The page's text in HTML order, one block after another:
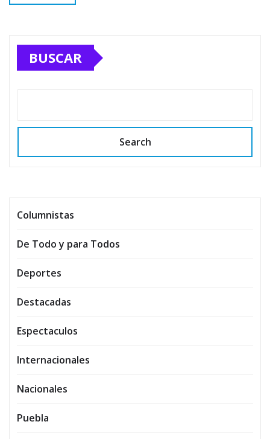
BUSCAR
Search
Columnistas
De Todo y para Todos
Deportes
Destacadas
Espectaculos
Internacionales
Nacionales
Puebla